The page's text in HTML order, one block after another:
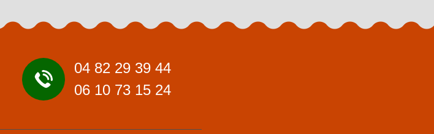
04 82 29 39 44
06 10 73 15 24